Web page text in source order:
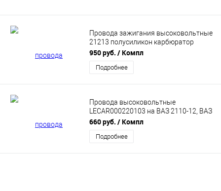
Провода зажигания высоковольтные
21213 полусиликон карбюратор
LECAR 016070103
950 руб. / Компл
Подробнее
Провода высоковольтные
LECAR000220103 на ВАЗ 2110-12, ВАЗ
2113-15, Лада Калина, Лада Гранта, с
8 клапанными инжекторными
двигателями, 1600 см3
660 руб. / Компл
Подробнее